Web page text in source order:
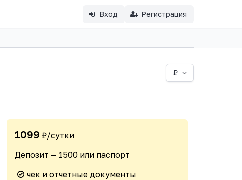
Вход Регистрация
₽
1099 ₽/сутки
Депозит — 1500 или паспорт
чек и отчетные документы